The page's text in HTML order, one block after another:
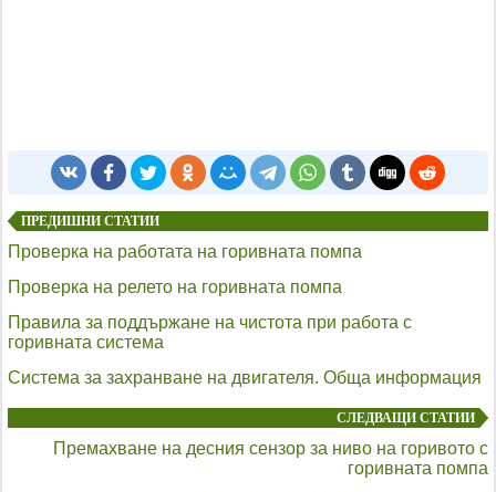
ПРЕДИШНИ СТАТИИ
Проверка на работата на горивната помпа
Проверка на релето на горивната помпа
Правила за поддържане на чистота при работа с
горивната система
Система за захранване на двигателя. Обща информация
СЛЕДВАЩИ СТАТИИ
Премахване на десния сензор за ниво на горивото с
горивната помпа